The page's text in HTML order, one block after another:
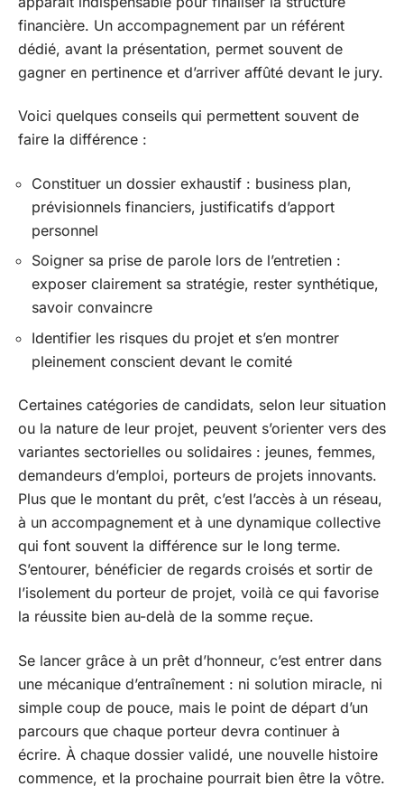
financière. Un accompagnement par un référent
dédié, avant la présentation, permet souvent de
gagner en pertinence et d’arriver affûté devant le jury.
Voici quelques conseils qui permettent souvent de
faire la différence :
Constituer un dossier exhaustif : business plan,
prévisionnels financiers, justificatifs d’apport
personnel
Soigner sa prise de parole lors de l’entretien :
exposer clairement sa stratégie, rester synthétique,
savoir convaincre
Identifier les risques du projet et s’en montrer
pleinement conscient devant le comité
Certaines catégories de candidats, selon leur situation
ou la nature de leur projet, peuvent s’orienter vers des
variantes sectorielles ou solidaires : jeunes, femmes,
demandeurs d’emploi, porteurs de projets innovants.
Plus que le montant du prêt, c’est l’accès à un réseau,
à un accompagnement et à une dynamique collective
qui font souvent la différence sur le long terme.
S’entourer, bénéficier de regards croisés et sortir de
l’isolement du porteur de projet, voilà ce qui favorise
la réussite bien au-delà de la somme reçue.
Se lancer grâce à un prêt d’honneur, c’est entrer dans
une mécanique d’entraînement : ni solution miracle, ni
simple coup de pouce, mais le point de départ d’un
parcours que chaque porteur devra continuer à
écrire. À chaque dossier validé, une nouvelle histoire
commence, et la prochaine pourrait bien être la vôtre.